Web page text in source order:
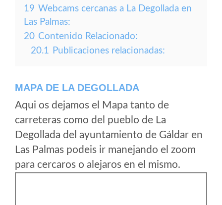
19 Webcams cercanas a La Degollada en
Las Palmas:
20 Contenido Relacionado:
20.1 Publicaciones relacionadas:
MAPA DE LA DEGOLLADA
Aqui os dejamos el Mapa tanto de
carreteras como del pueblo de La
Degollada del ayuntamiento de Gáldar en
Las Palmas podeis ir manejando el zoom
para cercaros o alejaros en el mismo.